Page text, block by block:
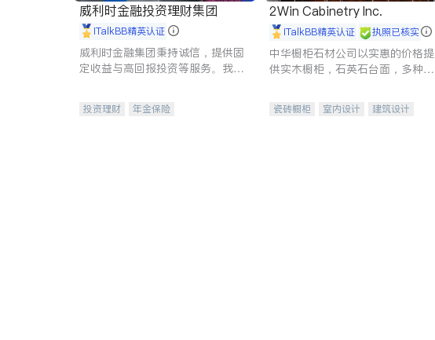
威利时金融投资理财集团
iTalkBB精英认证
威利时金融集团秉持诚信，提供固
定收益与高回报投资等服务。我们
投资理财
年金保险
2Win Cabinetry Inc.
iTalkBB精英认证 执照已核实
中华橱柜石材公司以实惠的价格提
供实木橱柜，石英石台面，多种优
瓷砖橱柜 室内设计
建筑设计